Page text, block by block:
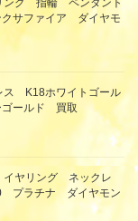
グ 指輪 ペンダント
サファイア ダイヤモ
K18ホワイトゴール
ールド 買取
ヤリング ネックレ
プラチナ ダイヤモン